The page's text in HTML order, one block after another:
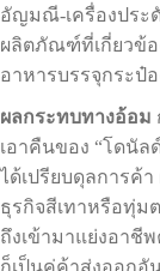
อัญมณี-เครื่องประดั
ผลิตภัณฑ์ที่เกี่ยวข้
อาหารบรรจุกระป๋อ
ผลกระทบทางอ้อม
เอาคืนของ “โดนัล
ได้เปรียบดุลการค้
ธุรกิจสีเทาหรือทุ่
ถึงเข้ามาแย่งอาชี
ก็เป็นคู่ค้าส่งออกอั